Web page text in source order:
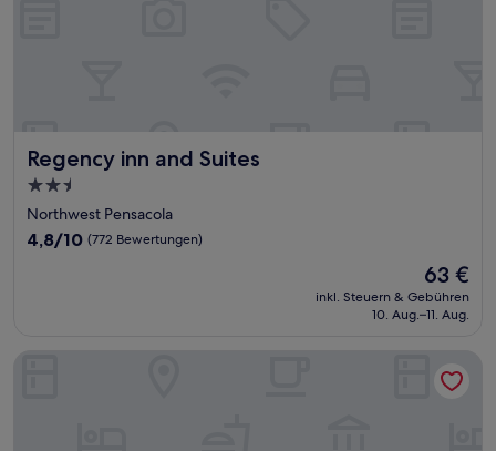
Regency inn and Suites
Regency inn and Suites
2.5-
Sterne-
Unterkunft
Northwest Pensacola
4.8
4,8/10 (772 Bewertungen)
Der
Preis
beträgt
63 €
inkl. Steuern & Gebühren
10. Aug.–11. Aug.